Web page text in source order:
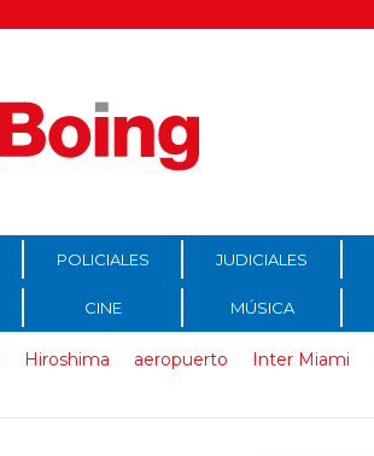
POLICIALES JUDICIALES
CINE MÚSICA
Hiroshima aeropuerto Inter Miami